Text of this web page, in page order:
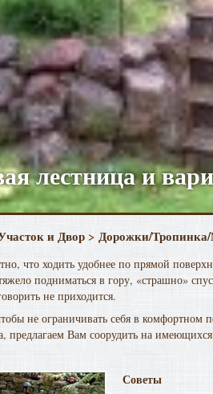
лестница и
и Двор > Дорожки/
что ходить удобнее по прямой
подниматься в гору, «страшно»
не приходится.
не ограничивать себя в комфортном
предлагаем Вам соорудить на
Советы